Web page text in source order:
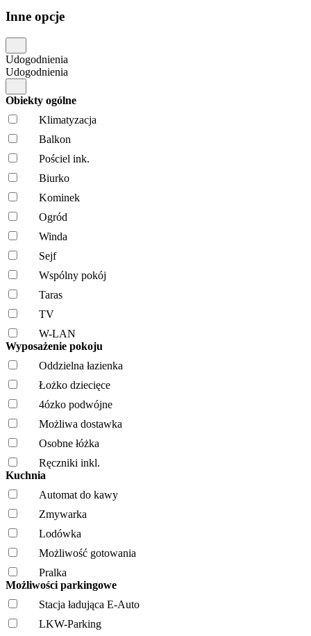
Inne opcje
Udogodnienia
Udogodnienia
Obiekty ogólne
Klimatyzacja
Balkon
Pościel ink.
Biurko
Kominek
Ogród
Winda
Sejf
Wspólny pokój
Taras
TV
W-LAN
Wyposażenie pokoju
Oddzielna łazienka
Łożko dziecięce
4ózko podwójne
Możliwa dostawka
Osobne łóżka
Ręczniki inkl.
Kuchnia
Automat do kawy
Zmywarka
Lodówka
Możliwość gotowania
Pralka
Możliwości parkingowe
Stacja ładująca E-Auto
LKW-Parking